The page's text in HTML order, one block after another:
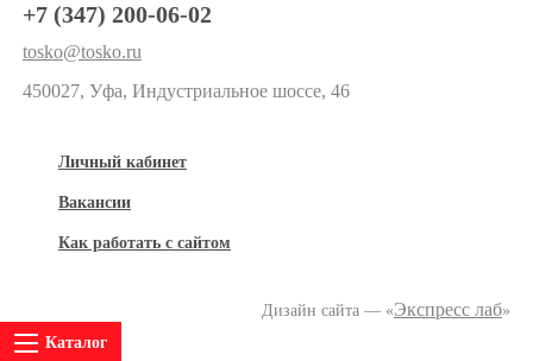
+7 (347) 200-06-02
tosko@tosko.ru
450027, Уфа, Индустриальное шоссе, 46
Личный кабинет
Вакансии
Как работать с сайтом
Дизайн сайта — «Экспресс лаб»
Каталог